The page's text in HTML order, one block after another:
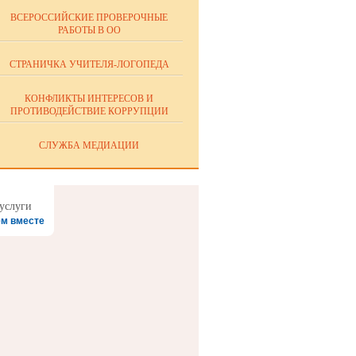
ВСЕРОССИЙСКИЕ ПРОВЕРОЧНЫЕ
РАБОТЫ В ОО
СТРАНИЧКА УЧИТЕЛЯ-ЛОГОПЕДА
КОНФЛИКТЫ ИНТЕРЕСОВ И
ПРОТИВОДЕЙСТВИЕ КОРРУПЦИИ
СЛУЖБА МЕДИАЦИИ
вместе